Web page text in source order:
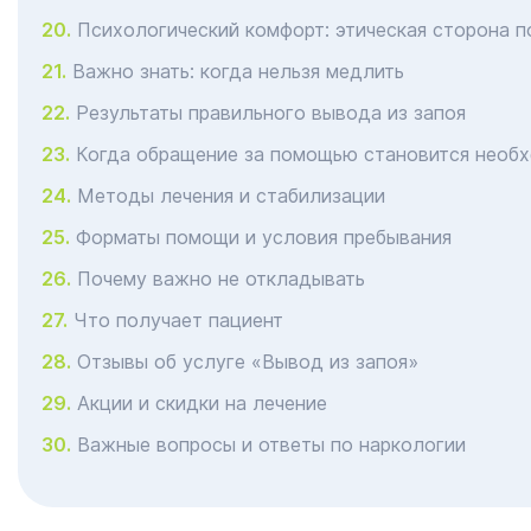
Психологический комфорт: этическая сторона
Важно знать: когда нельзя медлить
Результаты правильного вывода из запоя
Когда обращение за помощью становится
Методы лечения и стабилизации
Форматы помощи и условия пребывания
Почему важно не откладывать
Что получает пациент
Отзывы об услуге «Вывод из запоя»
Акции и скидки на лечение
Важные вопросы и ответы по наркологии